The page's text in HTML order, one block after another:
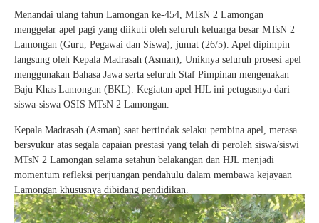
Menandai ulang tahun Lamongan ke-454, MTsN 2 Lamongan
menggelar apel pagi yang diikuti oleh seluruh keluarga besar MTsN 2
Lamongan (Guru, Pegawai dan Siswa), jumat (26/5). Apel dipimpin
langsung oleh Kepala Madrasah (Asman), Uniknya seluruh prosesi apel
menggunakan Bahasa Jawa serta seluruh Staf Pimpinan mengenakan
Baju Khas Lamongan (BKL). Kegiatan apel HJL ini petugasnya dari
siswa-siswa OSIS MTsN 2 Lamongan.
Kepala Madrasah (Asman) saat bertindak selaku pembina apel, merasa
bersyukur atas segala capaian prestasi yang telah di peroleh siswa/siswi
MTsN 2 Lamongan selama setahun belakangan dan HJL menjadi
momentum refleksi perjuangan pendahulu dalam membawa kejayaan
Lamongan khususnya dibidang pendidikan.